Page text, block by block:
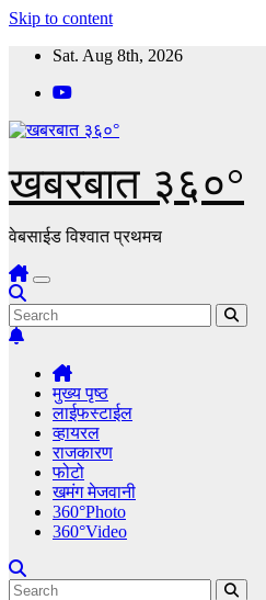
Skip to content
Sat. Aug 8th, 2026
खबरबात ३६०°
वेबसाईड विश्वात प्रथमच
मुख्य पृष्ठ
लाईफस्टाईल
व्हायरल
राजकारण
फोटो
खमंग मेजवानी
360°Photo
360°Video